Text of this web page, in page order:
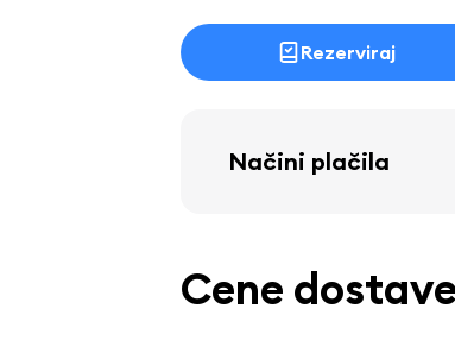
Rezerviraj
Načini plačila
Cene dostave